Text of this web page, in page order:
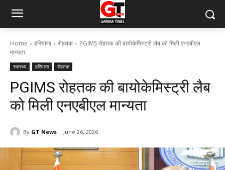
Home हरियाणा रोहतक
PGIMS रोहतक की बायोकेमिस्ट्री लैब को मिली एनएबीएल
मान्यता
स्वास्थ्य हरियाणा रोहतक
PGIMS रोहतक की बायोकेमिस्ट्री लैब
को मिली एनएबीएल मान्यता
By GT News June 26, 2026